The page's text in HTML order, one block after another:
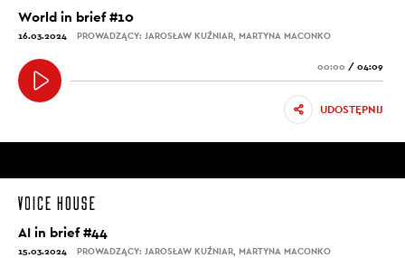
World in brief #10
16.03.2024 PROWADZĄCY: JAROSŁAW KUŹNIAR, MARTYNA MACONKO
00:00 / 04:09
UDOSTĘPNIJ
AI in brief #44
15.03.2024 PROWADZĄCY: JAROSŁAW KUŹNIAR, MARTYNA MACONKO